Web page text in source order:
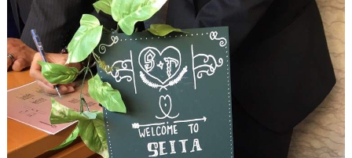
ウ
エ
デ
ィ
ン